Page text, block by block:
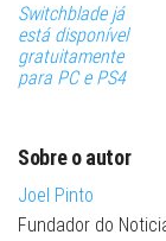
Switchblade já
está disponível
gratuitamente
para PC e PS4
Sobre o autor
Joel Pinto
Fundador do